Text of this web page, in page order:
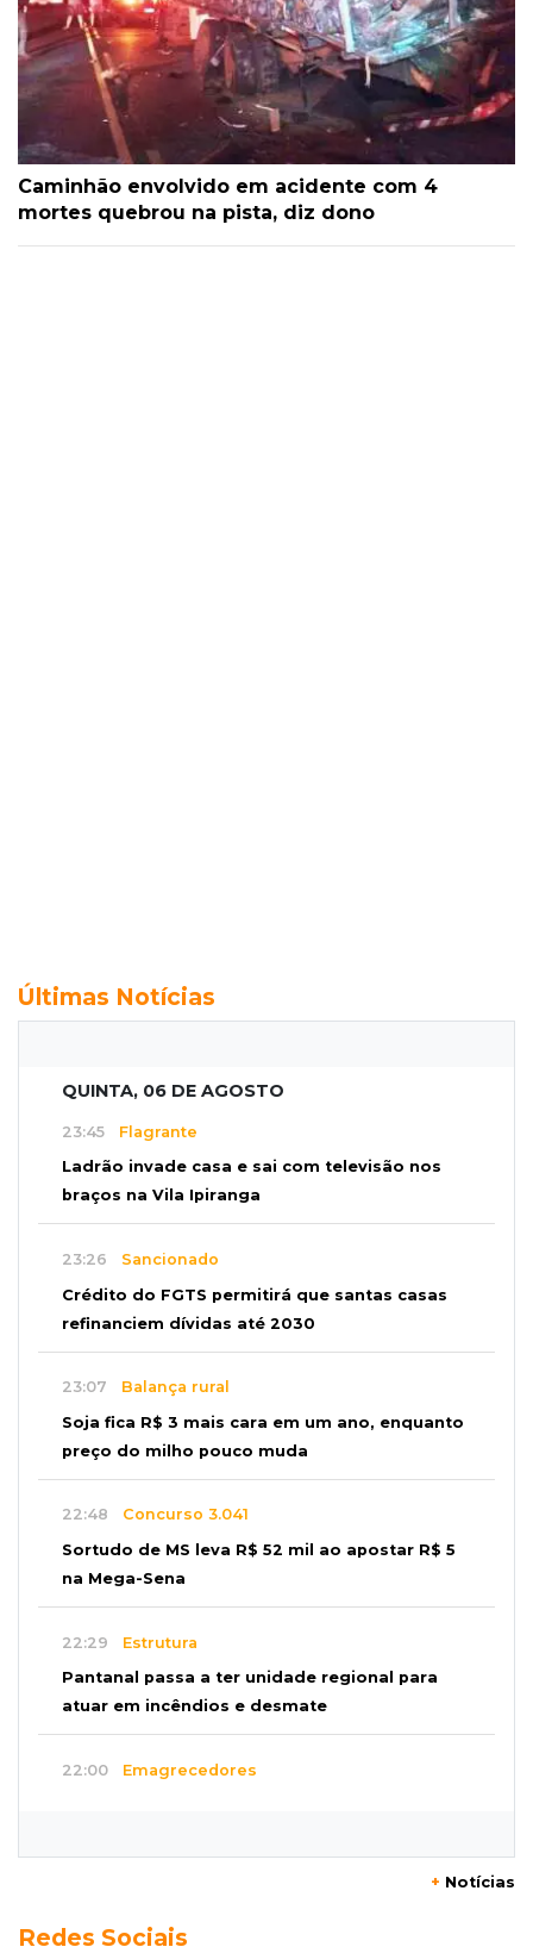
Caminhão envolvido em acidente com 4
mortes quebrou na pista, diz dono
Últimas Notícias
QUINTA, 06 DE AGOSTO
23:45 Flagrante
Ladrão invade casa e sai com televisão nos
braços na Vila Ipiranga
23:26 Sancionado
Crédito do FGTS permitirá que santas casas
refinanciem dívidas até 2030
23:07 Balança rural
Soja fica R$ 3 mais cara em um ano, enquanto
preço do milho pouco muda
22:48 Concurso 3.041
Sortudo de MS leva R$ 52 mil ao apostar R$ 5
na Mega-Sena
22:29 Estrutura
Pantanal passa a ter unidade regional para
atuar em incêndios e desmate
22:00 Emagrecedores
Granizo danifica telhados e plantações
+ Notícias
Redes Sociais